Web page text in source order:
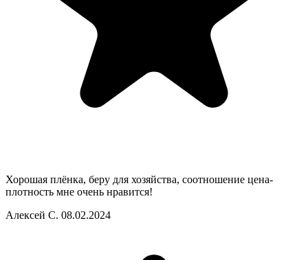
Хорошая плёнка, беру для хозяйства, соотношение цена-
плотность мне очень нравится!
Алексей С. 08.02.2024